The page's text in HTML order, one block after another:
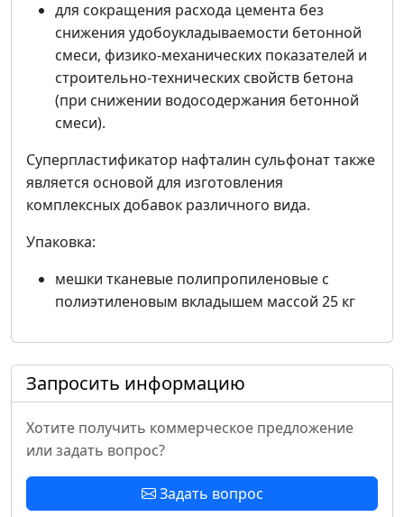
для сокращения расхода цемента без
снижения удобоукладываемости бетонной
смеси, физико-механических показателей и
строительно-технических свойств бетона
(при снижении водосодержания бетонной
смеси).
Суперпластификатор нафталин сульфонат также
является основой для изготовления
комплексных добавок различного вида.
Упаковка:
мешки тканевые полипропиленовые с
полиэтиленовым вкладышем массой 25 кг
Запросить информацию
Хотите получить коммерческое предложение
или задать вопрос?
Задать вопрос